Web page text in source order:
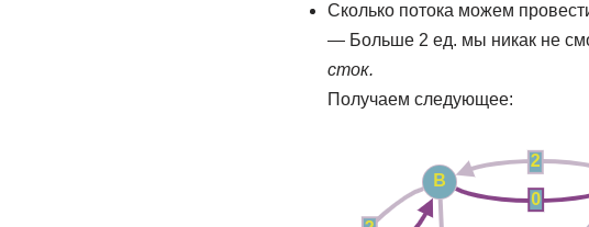
Сколько потока можем
— Больше 2 ед. мы никак не
сток.
Получаем следующее: